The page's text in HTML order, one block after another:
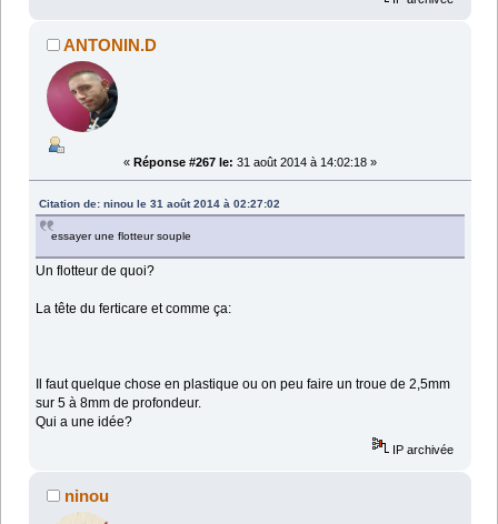
ANTONIN.D
« Réponse #267 le: 31 août 2014 à 14:02:18 »
Citation de: ninou le 31 août 2014 à 02:27:02
essayer une flotteur souple
Un flotteur de quoi?
La tête du ferticare et comme ça:
Il faut quelque chose en plastique ou on peu faire un troue de 2,5mm
sur 5 à 8mm de profondeur.
Qui a une idée?
IP archivée
ninou